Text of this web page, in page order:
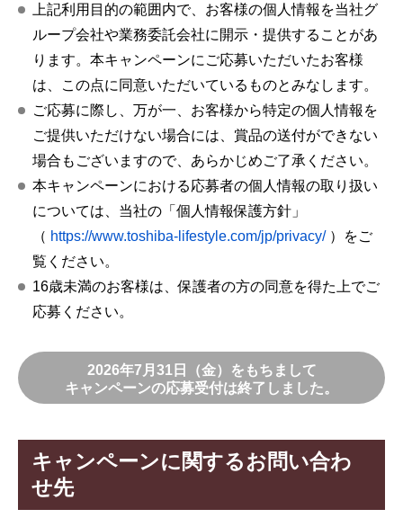
上記利用目的の範囲内で、お客様の個人情報を当社グ
ループ会社や業務委託会社に開示・提供することがあ
ります。本キャンペーンにご応募いただいたお客様
は、この点に同意いただいているものとみなします。
ご応募に際し、万が一、お客様から特定の個人情報を
ご提供いただけない場合には、賞品の送付ができない
場合もございますので、あらかじめご了承ください。
本キャンペーンにおける応募者の個人情報の取り扱い
については、当社の「個人情報保護方針」
（ https://www.toshiba-lifestyle.com/jp/privacy/）をご
覧ください。
16歳未満のお客様は、保護者の方の同意を得た上でご
応募ください。
2026年7月31日（金）をもちまして
キャンペーンの応募受付は終了しました。
キャンペーンに関するお問い合わ
せ先